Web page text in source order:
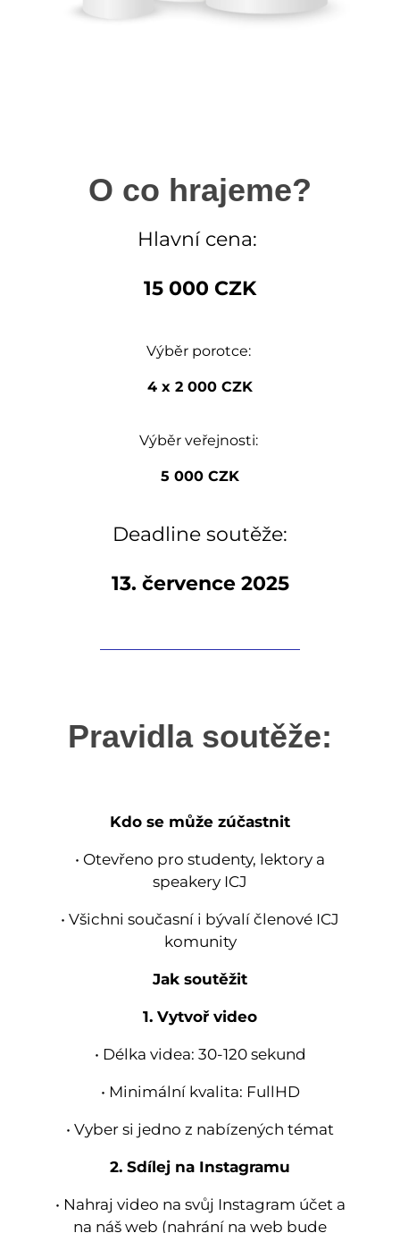
O co hrajeme?
Hlavní cena:
15 000 CZK
Výběr porotce:
4 x 2 000 CZK
Výběr veřejnosti:
5 000 CZK
Deadline soutěže:
13. července 2025
Pravidla soutěže:
Kdo se může zúčastnit
• Otevřeno pro studenty, lektory a
speakery ICJ
• Všichni současní i bývalí členové ICJ
komunity
Jak soutěžit
1. Vytvoř video
• Délka videa: 30-120 sekund
• Minimální kvalita: FullHD
• Vyber si jedno z nabízených témat
2. Sdílej na Instagramu
• Nahraj video na svůj Instagram účet a
na náš web (nahrání na web bude